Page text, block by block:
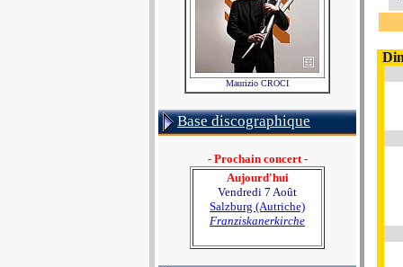
Maurizio CROCI
Base discographique
- Prochain concert -
Aujourd'hui
Vendredi 7 Août
Salzburg (Autriche)
Franziskanerkirche